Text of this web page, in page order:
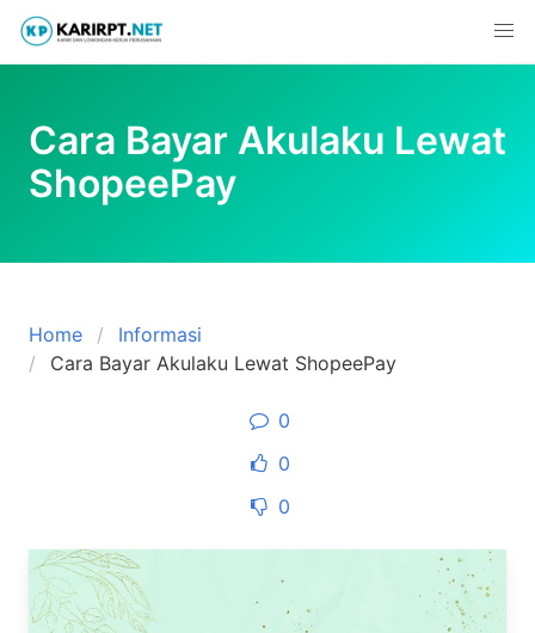
Skip
content
Cara Bayar Akulaku Lewat
ShopeePay
Home
Informasi
Cara Bayar Akulaku Lewat ShopeePay
0
0
0